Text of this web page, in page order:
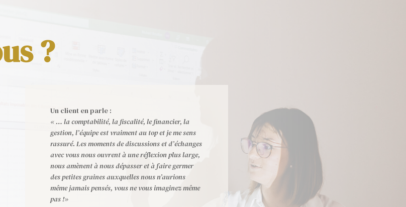
?
Un client en parle :
« … la comptabilité, la fiscalité, le financier, la
gestion, l’équipe est vraiment au top et je me sens
rassuré. Les moments de discussions et d’échanges
avec vous nous ouvrent à une réflexion plus large,
nous amènent à nous dépasser et à faire germer
des petites graines auxquelles nous n’aurions
même jamais pensés, vous ne vous imaginez même
pas !»